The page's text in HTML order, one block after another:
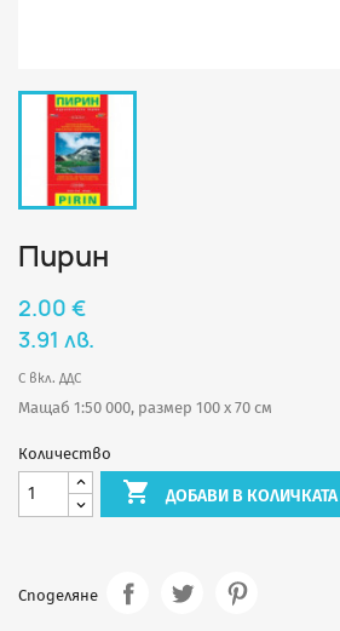
Пирин
2.00 €
3.91 лв.
С вкл. ДДС
Мащаб 1:50 000, размер 100 х 70 см
Количество
 ДОБАВИ В КОЛИЧКАТА
Споделяне